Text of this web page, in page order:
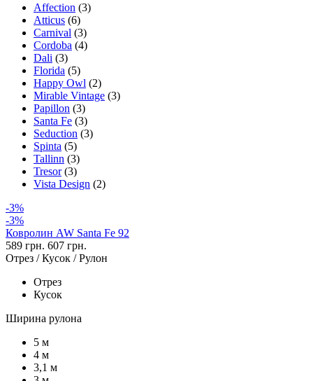
Affection (3)
Atticus (6)
Carnival (3)
Cordoba (4)
Dali (3)
Florida (5)
Happy Owl (2)
Mirable Vintage (3)
Papillon (3)
Santa Fe (3)
Seduction (3)
Spinta (5)
Tallinn (3)
Tresor (3)
Vista Design (2)
-3%
-3%
Ковролин AW Santa Fe 92
589 грн. 607 грн.
Отрез / Кусок / Рулон
Отрез
Кусок
Ширина рулона
5 м
4 м
3,1 м